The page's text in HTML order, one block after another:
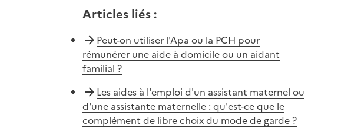
Articles liés:
Peut-on utiliser l'Apa ou la PCH pour
rémunérer une aide à domicile ou un aidant
familial ?
Les aides à l'emploi d'un assistant maternel ou
d'une assistante maternelle : qu'est-ce que le
complément de libre choix du mode de garde ?